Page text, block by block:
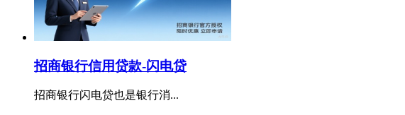
招商银行信用贷款-闪电贷
招商银行闪电贷也是银行消...